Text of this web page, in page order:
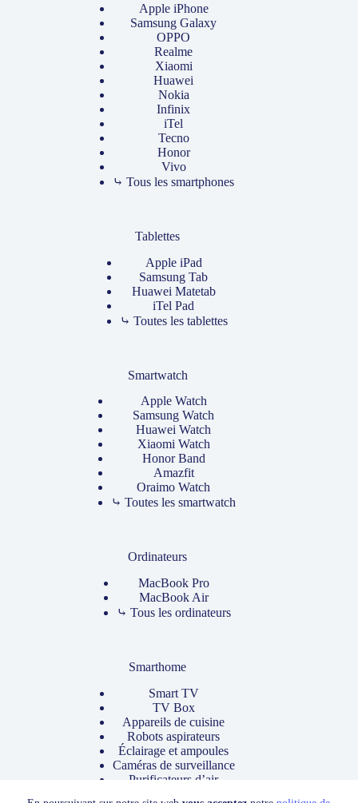
Apple iPhone
Samsung Galaxy
OPPO
Realme
Xiaomi
Huawei
Nokia
Infinix
iTel
Tecno
Honor
Vivo
⤷ Tous les smartphones
Tablettes
Apple iPad
Samsung Tab
Huawei Matetab
iTel Pad
⤷ Toutes les tablettes
Smartwatch
Apple Watch
Samsung Watch
Huawei Watch
Xiaomi Watch
Honor Band
Amazfit
Oraimo Watch
⤷ Toutes les smartwatch
Ordinateurs
MacBook Pro
MacBook Air
⤷ Tous les ordinateurs
Smarthome
Smart TV
TV Box
Appareils de cuisine
Robots aspirateurs
Éclairage et ampoules
Caméras de surveillance
Purificateurs d’air